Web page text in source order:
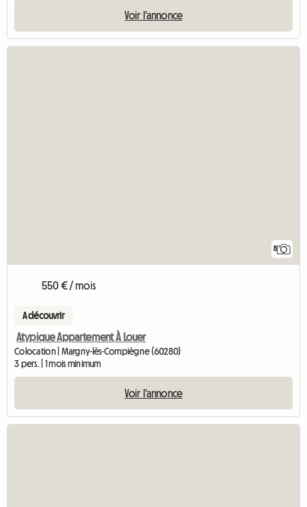
Voir l'annonce
8
550 € / mois
A découvrir
Atypique Appartement À Louer
Colocation | Margny-lès-Compiègne (60280)
3 pers. | 1 mois minimum
Voir l'annonce